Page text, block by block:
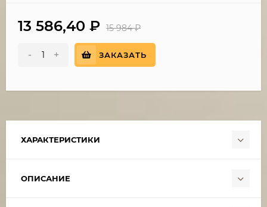
13 586,40 ₽ 15 984₽
- + ЗАКАЗАТЬ
ХАРАКТЕРИСТИКИ
ОПИСАНИЕ